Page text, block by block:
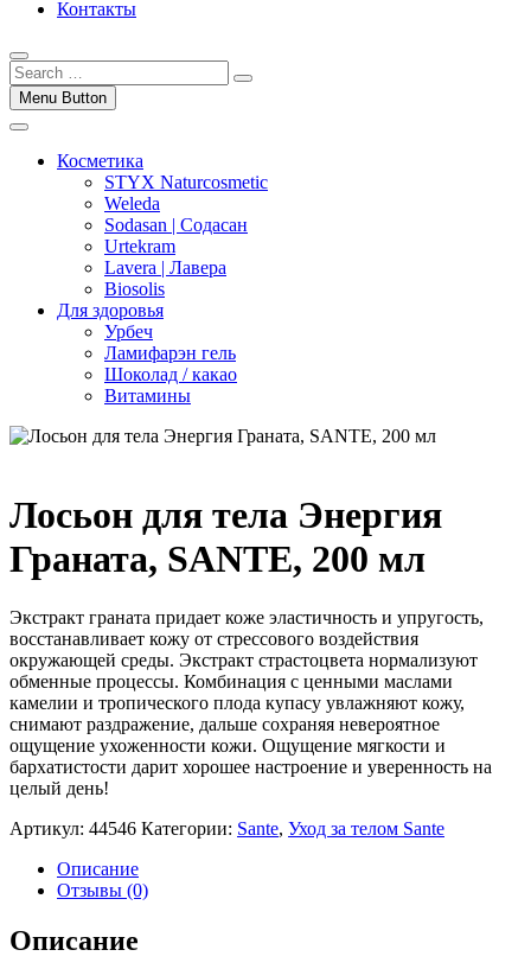
Контакты
Menu Button
Косметика
STYX Naturcosmetic
Weleda
Sodasan | Содасан
Urtekram
Lavera | Лавера
Biosolis
Для здоровья
Урбеч
Ламифарэн гель
Шоколад / какао
Витамины
Лосьон для тела Энергия
Граната, SANTE, 200 мл
Экстракт граната придает коже эластичность и упругость,
восстанавливает кожу от стрессового воздействия
окружающей среды. Экстракт страстоцвета нормализуют
обменные процессы. Комбинация с ценными маслами
камелии и тропического плода купасу увлажняют кожу,
снимают раздражение, дальше сохраняя невероятное
ощущение ухоженности кожи. Ощущение мягкости и
бархатистости дарит хорошее настроение и уверенность на
целый день!
Артикул: 44546 Категории: Sante, Уход за телом Sante
Описание
Отзывы (0)
Описание